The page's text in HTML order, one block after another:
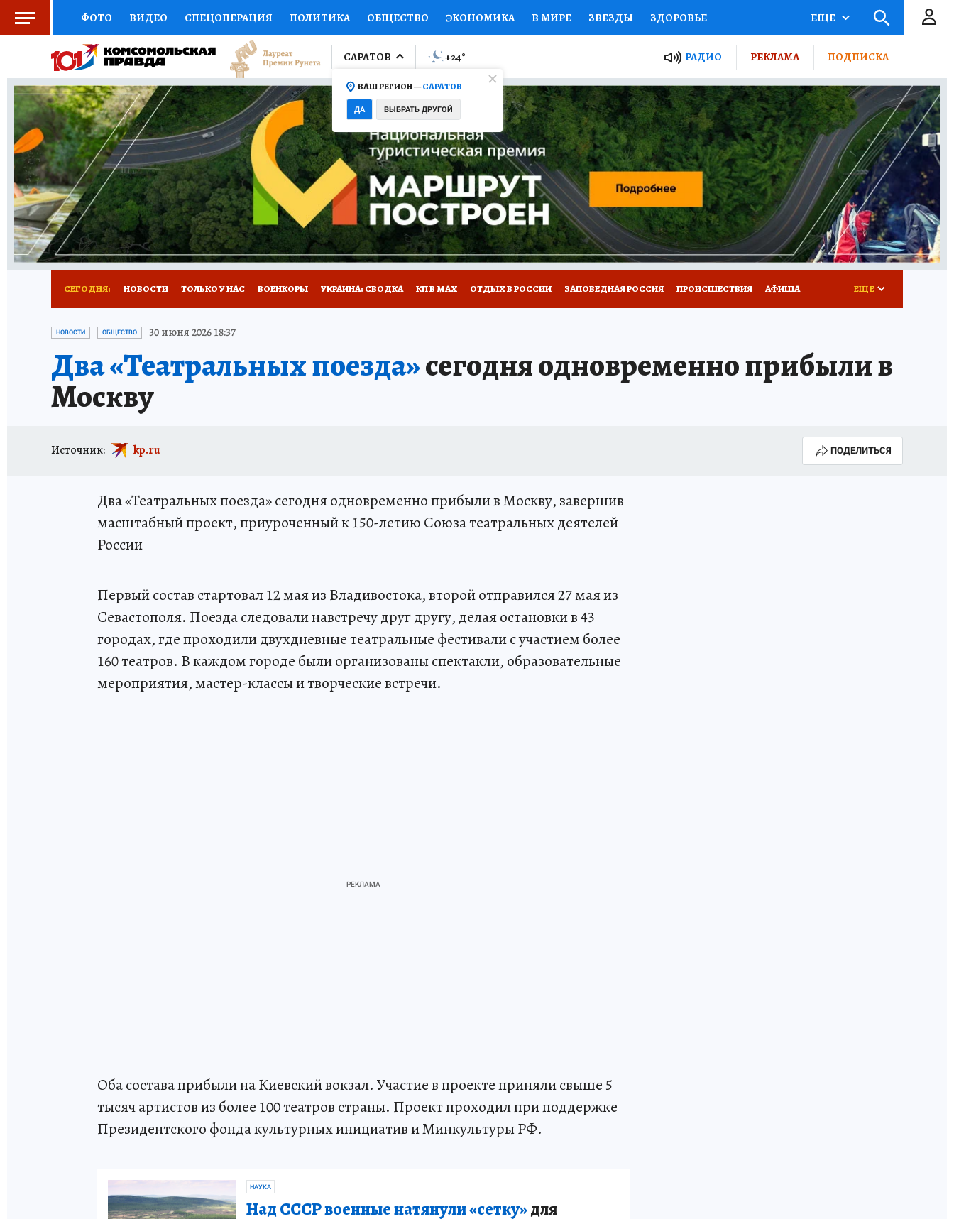
ФОТО ВИДЕО СПЕЦОПЕРАЦИЯ ПОЛИТИКА ОБЩЕСТВО ЭКОНОМИКА В МИРЕ ЗВЕЗДЫ ЗДОРОВЬЕ
СОЦПОДДЕРЖКА НАУКА СПОРТ КОЛУМНИСТЫ ПРОИСШЕСТВИЯ НАЦИОНАЛЬНЫЕ ПРОЕКТЫ РОССИИ
ВЫБОР ЭКСПЕРТОВ ДОКТОР ФИНАНСЫ ОТКРЫВАЕМ МИР Я ЗНАЮ СЕМЬЯ ЖЕНСКИЕ СЕКРЕТЫ ПУТЕВОДИТЕЛЬ
КНИЖНАЯ ПОЛКА ПРОГНОЗЫ НА СПОРТ ПРОМОКОДЫ СЕРИАЛЫ СПЕЦПРОЕКТЫ ДЕФИЦИТ ЖЕЛЕЗА ТУРИЗМ
ПРЕСС-ЦЕНТР НЕДВИЖИМОСТЬ ТЕЛЕВИЗОР КОЛЛЕКЦИИ КОНКУРСЫ РАБОТА У НАС ГИД ПОТРЕБИТЕЛЯ ВСЕ О КП
РАДИО КП РЕКЛАМА ТЕСТЫ НОВОЕ НА САЙТЕ
ЕЩЕ
САРАТОВ
ВАШ РЕГИОН —САРАТОВ
ДА ВЫБРАТЬ ДРУГОЙ
+24° РАДИО РЕКЛАМА ПОДПИСКА
СЕГОДНЯ: НОВОСТИ ТОЛЬКО У НАС ВОЕНКОРЫ УКРАИНА: СВОДКА КП В МАХ ОТДЫХ В РОССИИ ЗАПОВЕДНАЯ РОССИЯ ПРОИСШЕСТВИЯ АФИША
ИСПЫТАНО НА СЕБЕ
ЕЩЕ
НОВОСТИ ОБЩЕСТВО 30 июня 2026 18:37
Два «Театральных поезда»сегодня одновременно прибыли в
Москву
Источник: kp.ru ПОДЕЛИТЬСЯ
Два «Театральных поезда» сегодня одновременно прибыли в Москву, завершив
масштабный проект, приуроченный к 150-летию Союза театральных деятелей
России
Первый состав стартовал 12 мая из Владивостока, второй отправился 27 мая из
Севастополя. Поезда следовали навстречу друг другу, делая остановки в 43
городах, где проходили двухдневные театральные фестивали с участием более
160 театров. В каждом городе были организованы спектакли, образовательные
мероприятия, мастер-классы и творческие встречи.
Оба состава прибыли на Киевский вокзал. Участие в проекте приняли свыше 5
тысяч артистов из более 100 театров страны. Проект проходил при поддержке
Президентского фонда культурных инициатив и Минкультуры РФ.
НАУКА
Над СССР военные натянули «сетку»для